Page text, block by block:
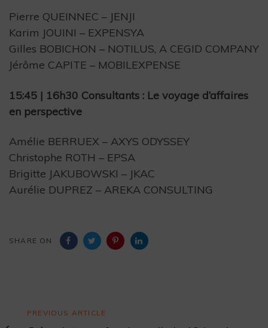
Pierre QUEINNEC – JENJI
Karim JOUINI – EXPENSYA
Gilles BOBICHON – NOTILUS, A CEGID COMPANY
Jérôme CAPITE – MOBILEXPENSE
15:45 | 16h30 Consultants : Le voyage d’affaires
en perspective
Amélie BERRUEX – AXYS ODYSSEY
Christophe ROTH – EPSA
Brigitte JAKUBOWSKI – JKAC
Aurélie DUPREZ – AREKA CONSULTING
SHARE ON
Previous
PREVIOUS ARTICLE